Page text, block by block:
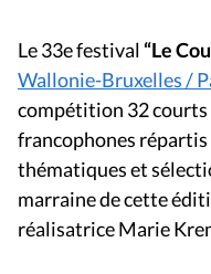
Le 33e festival “Le
Wallonie-Bruxelles /
compétition 32 courts
francophones répartis
thématiques et
marraine de cette
réalisatrice Marie